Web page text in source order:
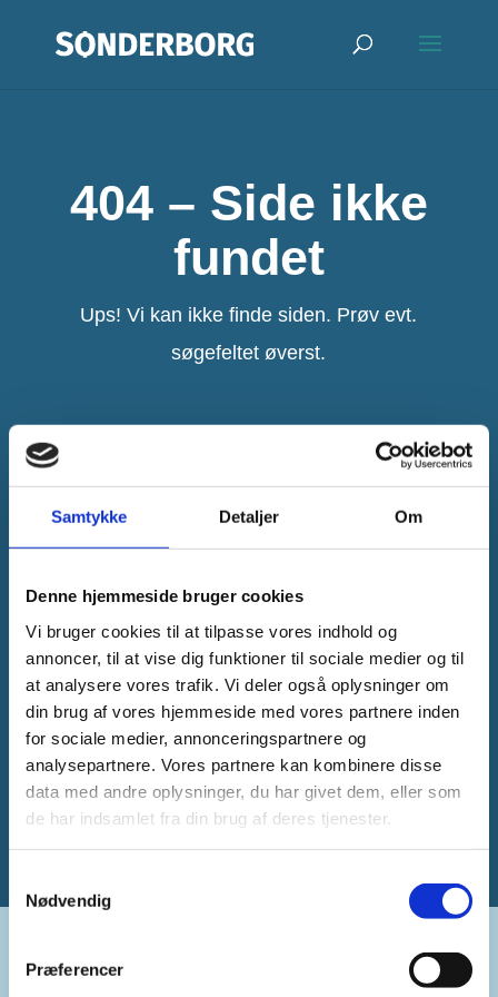
Samtykke Detaljer Om
Denne hjemmeside bruger cookies
Vi bruger cookies til at tilpasse vores indhold og
annoncer, til at vise dig funktioner til sociale medier og til
at analysere vores trafik. Vi deler også oplysninger om
din brug af vores hjemmeside med vores partnere inden
for sociale medier, annonceringspartnere og
analysepartnere. Vores partnere kan kombinere disse
data med andre oplysninger, du har givet dem, eller som
de har indsamlet fra din brug af deres tjenester.
Nødvendig
Præferencer
404 – Side ikke
fundet
Ups! Vi kan ikke finde siden. Prøv evt.
søgefeltet øverst.